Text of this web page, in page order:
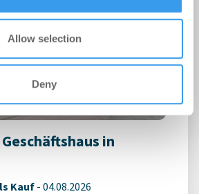
Allow selection
Deny
in
Kauf - 04.08.2026